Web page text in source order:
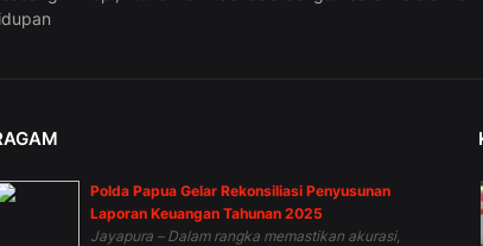
Polda Papua Gelar Rekonsiliasi Penyusunan
Laporan Keuangan Tahunan 2025
Jayapura – Dalam rangka memastikan akurasi,